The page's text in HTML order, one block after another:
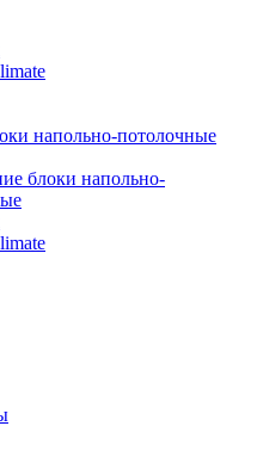
напольно-потолочные
блоки напольно-